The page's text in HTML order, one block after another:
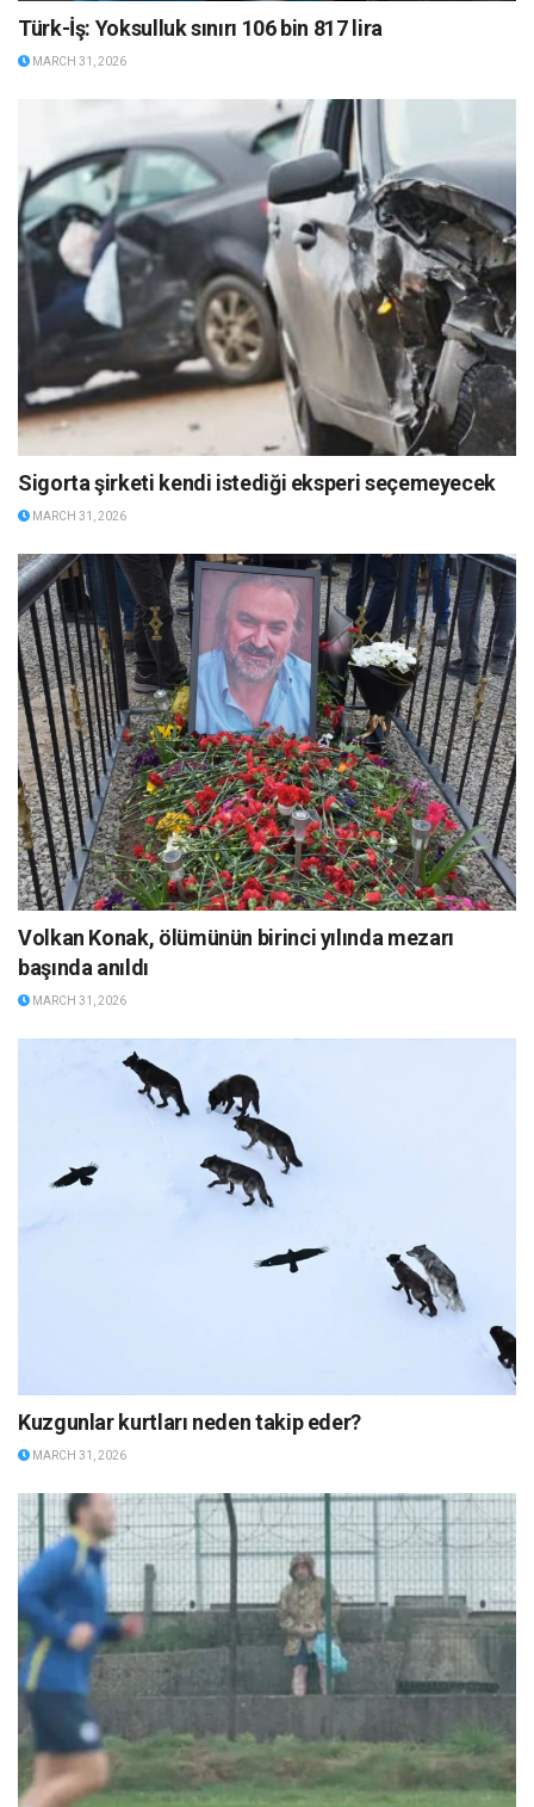
Türk-İş: Yoksulluk sınırı 106 bin 817 lira
MARCH 31, 2026
Sigorta şirketi kendi istediği eksperi seçemeyecek
MARCH 31, 2026
Volkan Konak, ölümünün birinci yılında mezarı
başında anıldı
MARCH 31, 2026
Kuzgunlar kurtları neden takip eder?
MARCH 31, 2026